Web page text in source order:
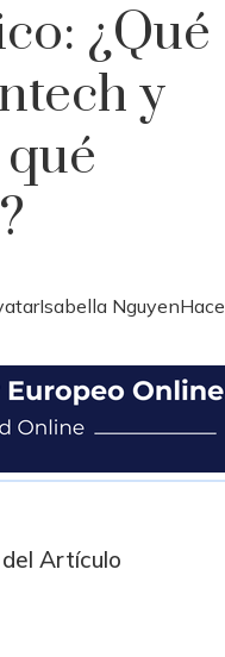
¿Qué
y
Isabella NguyenHace
Artículo